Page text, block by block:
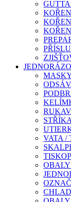
VATA /
OBALY